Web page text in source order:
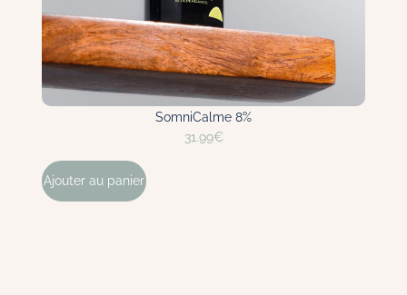
SomniCalme 8%
31.99€
Ajouter au panier